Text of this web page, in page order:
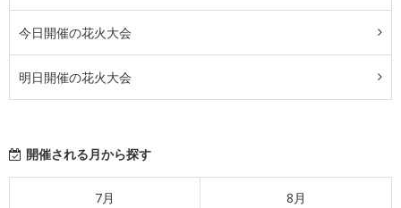
今日開催の花火大会
明日開催の花火大会
開催される月から探す
7月 8月